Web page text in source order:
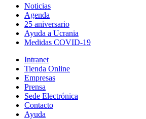
Noticias
Agenda
25 aniversario
Ayuda a Ucrania
Medidas COVID-19
Intranet
Tienda Online
Empresas
Prensa
Sede Electrónica
Contacto
Ayuda